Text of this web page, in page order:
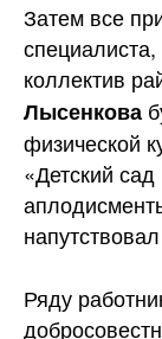
Затем все
коллектив
Лысенкова
физической
«Детский
Ряду